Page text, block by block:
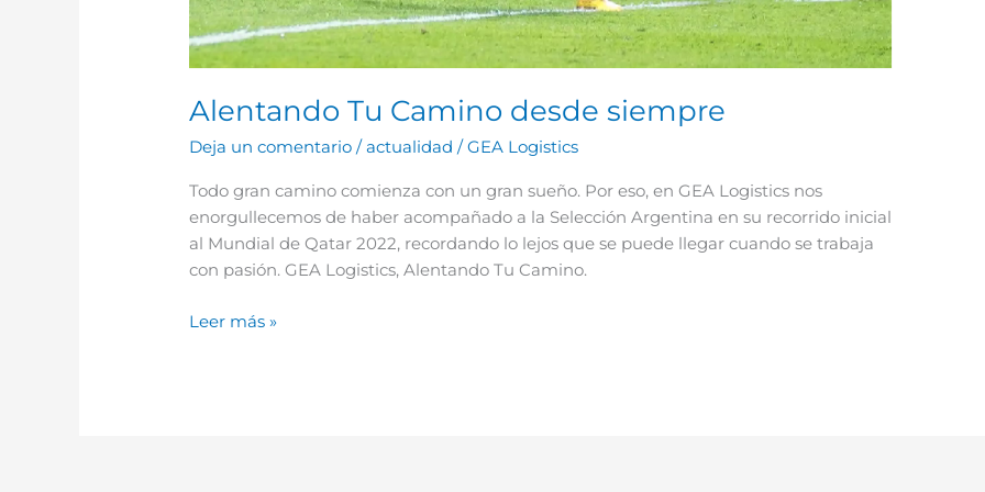
Alentando Tu Camino desde siempre
Deja un comentario /actualidad /GEA Logistics
Todo gran camino comienza con un gran sueño. Por eso, en GEA Logistics nos
enorgullecemos de haber acompañado a la Selección Argentina en su recorrido inicial
al Mundial de Qatar 2022, recordando lo lejos que se puede llegar cuando se trabaja
con pasión. GEA Logistics, Alentando Tu Camino.
Leer más »